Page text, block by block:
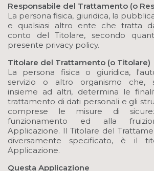
Responsabile del Trattamento (o
La persona fisica, giuridica, la
e qualsiasi altro ente che tratta
conto del Titolare, secondo
presente privacy policy.
Titolare del Trattamento (o Titolare)
La persona fisica o giuridica,
servizio o altro organismo che,
insieme ad altri, determina le
trattamento di dati personali e gli
comprese le misure di
funzionamento ed alla
Applicazione. Il Titolare del
diversamente specificato, è il
Applicazione.
Questa Applicazione